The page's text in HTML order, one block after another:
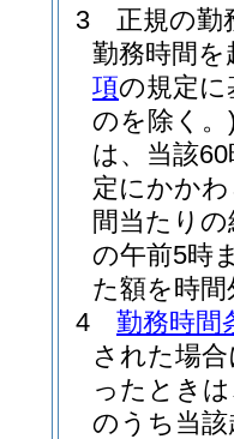
3
正規の勤
勤務時間
項の規定
のを除く。
は、当該
定にかか
間当たり
の午前5時
た額を時
4
勤務時間
された場
ったとき
のうち当